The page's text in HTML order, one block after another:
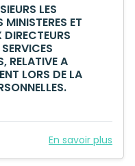
LES
MINISTERES ET
RELATIVE A
LORS DE LA
En savoir plus